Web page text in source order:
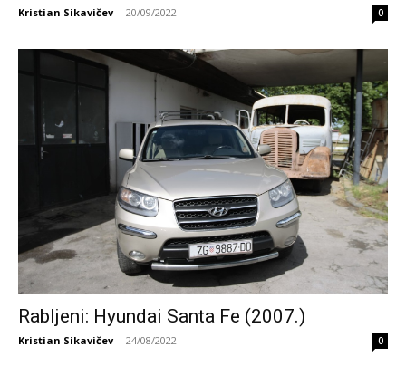
Kristian Sikavičev - 20/09/2022 0
Rabljeni: Hyundai Santa Fe (2007.)
Kristian Sikavičev - 24/08/2022 0